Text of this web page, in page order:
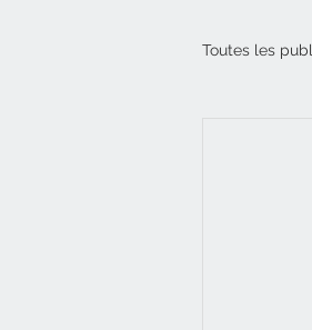
Toutes les